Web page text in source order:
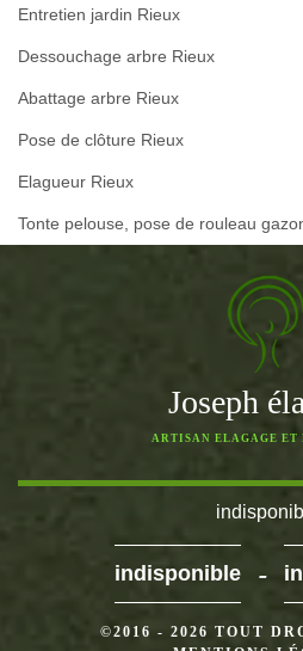
Entretien jardin Rieux
Dessouchage arbre Rieux
Abattage arbre Rieux
Pose de clôture Rieux
Elagueur Rieux
Tonte pelouse, pose de rouleau
Joseph
ARTISAN ELAGAGE ET
indisponible -
©2016 - 2026 TOUT